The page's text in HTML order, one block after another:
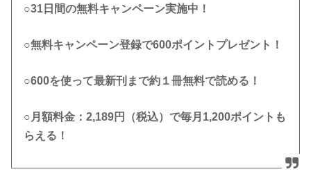
○31日間の無料キャンペーン実施中！
○無料キャンペーン登録で600ポイントプレゼント！
○600を使って最新刊まで約１冊無料で読める！
○月額料金：2,189円（税込）で毎月1,200ポイントも
らえる！